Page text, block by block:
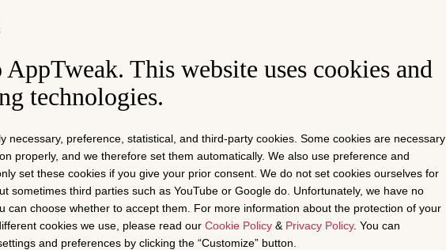
This website uses cookies and
technologies.
necessary, preference, statistical, and third-party cookies. Some cookies are necessary
properly, and we therefore set them automatically. We also use preference and
set these cookies if you give your prior consent. We do not set cookies ourselves for
sometimes third parties such as YouTube or Google do. Unfortunately, we have no
can choose whether to accept them. For more information about the protection of your
cookies we use, please read our Cookie Policy & Privacy Policy. You can
and preferences by clicking the “Customize” button.
材趋势和统计数据
不断发展，广告素材领域正在涌现各种趋势。在我们深入优化过程之
看当前广告素材的趋势和统计数据：
和广告素材数量的增长
广告主的数量同比增长近 50%，2023 年报告的月度移动游戏广告主超过
，创下了历史新高。这一激增的一个重要部分是新广告素材数量的增
，在东南亚，每个广告主每月移动游戏广告素材的平均数量约为 135